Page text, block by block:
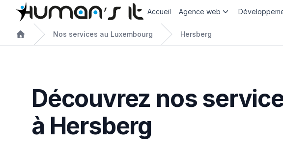
Accueil Agence web
Nos services au Luxembourg Hersberg
Découvrez nos
à Hersberg